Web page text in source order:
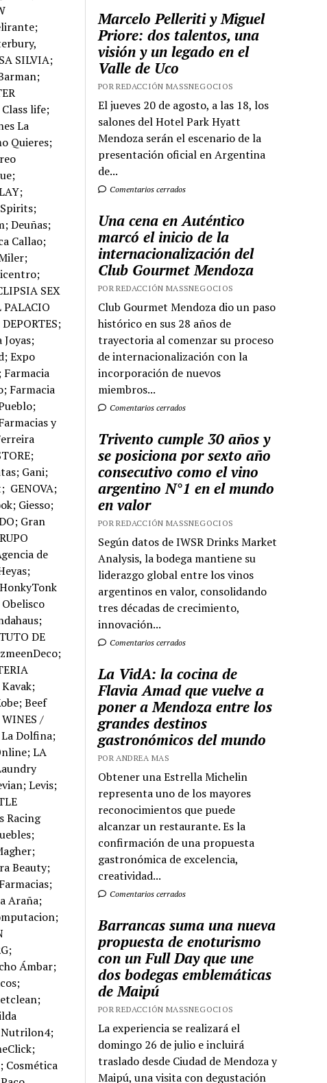
Marcelo Pelleriti y Miguel
Priore: dos talentos, una
visión y un legado en el
Valle de Uco
POR REDACCIÓN MASSNEGOCIOS
El jueves 20 de agosto, a las 18, los
salones del Hotel Park Hyatt
Mendoza serán el escenario de la
presentación oficial en Argentina
de...
Comentarios cerrados
Una cena en Auténtico
marcó el inicio de la
internacionalización del
Club Gourmet Mendoza
POR REDACCIÓN MASSNEGOCIOS
Club Gourmet Mendoza dio un paso
histórico en sus 28 años de
trayectoria al comenzar su proceso
de internacionalización con la
incorporación de nuevos
miembros...
Comentarios cerrados
Trivento cumple 30 años y
se posiciona por sexto año
consecutivo como el vino
argentino N°1 en el mundo
en valor
POR REDACCIÓN MASSNEGOCIOS
Según datos de IWSR Drinks Market
Analysis, la bodega mantiene su
liderazgo global entre los vinos
argentinos en valor, consolidando
tres décadas de crecimiento,
innovación...
Comentarios cerrados
La VidA: la cocina de
Flavia Amad que vuelve a
poner a Mendoza entre los
grandes destinos
gastronómicos del mundo
POR ANDREA MAS
Obtener una Estrella Michelin
representa uno de los mayores
reconocimientos que puede
alcanzar un restaurante. Es la
confirmación de una propuesta
gastronómica de excelencia,
creatividad...
Comentarios cerrados
Barrancas suma una nueva
propuesta de enoturismo
con un Full Day que une
dos bodegas emblemáticas
de Maipú
POR REDACCIÓN MASSNEGOCIOS
La experiencia se realizará el
domingo 26 de julio e incluirá
traslado desde Ciudad de Mendoza y
Maipú, una visita con degustación